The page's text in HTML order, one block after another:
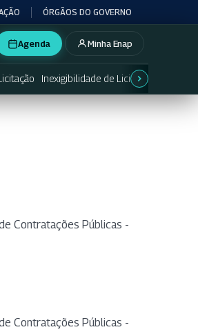
ÓRGÃOS DO GOVERNO
Agenda Minha Enap
Inexigibilidade de Licitação
Contratações Públicas -
Contratações Públicas -